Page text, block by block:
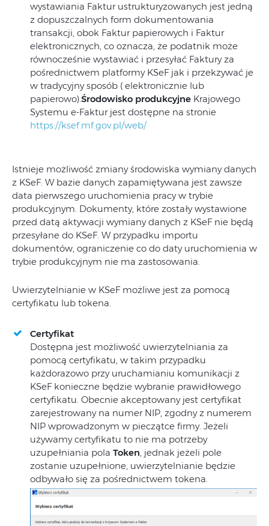
wystawiania Faktur ustrukturyzowanych jest jedną
z dopuszczalnych form dokumentowania
transakcji, obok Faktur papierowych i Faktur
elektronicznych, co oznacza, że podatnik może
równocześnie wystawiać i przesyłać Faktury za
pośrednictwem platformy KSeF jak i przekzywać je
w tradycyjny sposób ( elektronicznie lub
papierowo).Środowisko produkcyjne Krajowego
Systemu e-Faktur jest dostępne na stronie
https://ksef.mf.gov.pl/web/
Istnieje możliwość zmiany środowiska wymiany danych
z KSeF. W bazie danych zapamiętywana jest zawsze
data pierwszego uruchomienia pracy w trybie
produkcyjnym. Dokumenty, które zostały wystawione
przed datą aktywacji wymiany danych z KSeF nie będą
przesyłane do KSeF. W przypadku importu
dokumentów, ograniczenie co do daty uruchomienia w
trybie produkcyjnym nie ma zastosowania.
Uwierzytelnianie w KSeF możliwe jest za pomocą
certyfikatu lub tokena.
Certyfikat
Dostępna jest możliwość uwierzytelniania za
pomocą certyfikatu, w takim przypadku
każdorazowo przy uruchamianiu komunikacji z
KSeF konieczne będzie wybranie prawidłowego
certyfikatu. Obecnie akceptowany jest certyfikat
zarejestrowany na numer NIP, zgodny z numerem
NIP wprowadzonym w pieczątce firmy. Jeżeli
używamy certyfikatu to nie ma potrzeby
uzupełniania pola Token, jednak jeżeli pole
zostanie uzupełnione, uwierzytelnianie będzie
odbywało się za pośrednictwem tokena.